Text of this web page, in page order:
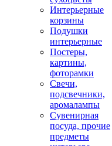
Интерьерные
корзины
Подушки
интерьерные
Постеры,
картины,
фоторамки
Свечи,
подсвечники,
аромалампы
Сувенирная
посуда, прочие
предметы